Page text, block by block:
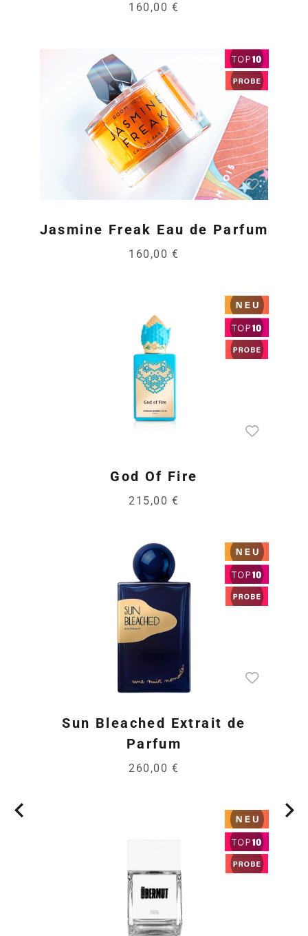
160,00 €
Jasmine Freak Eau de Parfum
160,00 €
God Of Fire
215,00 €
Sun Bleached Extrait de
Parfum
260,00 €